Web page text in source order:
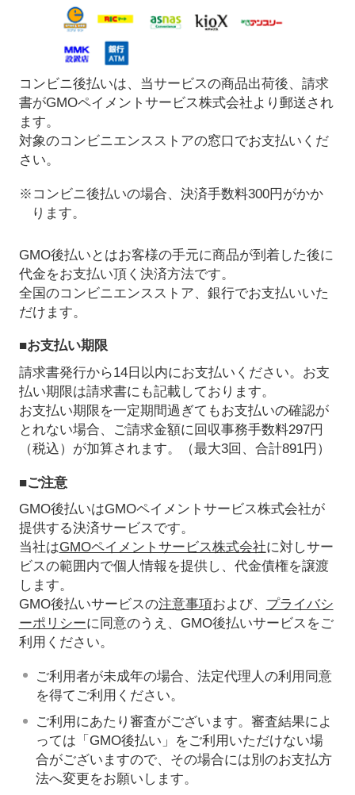
コンビニ後払いは、当サービスの商品出荷後、請求
書がGMOペイメントサービス株式会社より郵送され
ます。
対象のコンビニエンスストアの窓口でお支払いくだ
さい。
※コンビニ後払いの場合、決済手数料300円がかか
ります。
GMO後払いとはお客様の手元に商品が到着した後に
代金をお支払い頂く決済方法です。
全国のコンビニエンスストア、銀行でお支払いいた
だけます。
■お支払い期限
請求書発行から14日以内にお支払いください。お支
払い期限は請求書にも記載しております。
お支払い期限を一定期間過ぎてもお支払いの確認が
とれない場合、ご請求金額に回収事務手数料297円
（税込）が加算されます。（最大3回、合計891円）
■ご注意
GMO後払いはGMOペイメントサービス株式会社が
提供する決済サービスです。
当社はGMOペイメントサービス株式会社に対しサー
ビスの範囲内で個人情報を提供し、代金債権を譲渡
します。
GMO後払いサービスの注意事項および、 プライバシ
ーポリシーに同意のうえ、GMO後払いサービスをご
利用ください。
ご利用者が未成年の場合、法定代理人の利用同意
を得てご利用ください。
ご利用にあたり審査がございます。審査結果によ
っては「GMO後払い」をご利用いただけない場
合がございますので、その場合には別のお支払方
法へ変更をお願いします。